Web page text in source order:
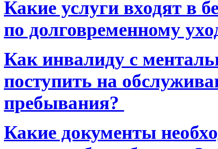
Какие услуги входят в
по долговременному
Как инвалиду с
поступить на
пребывания?
Какие документы